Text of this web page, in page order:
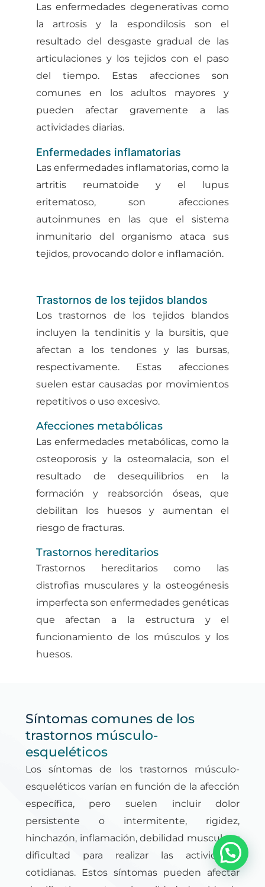
Las enfermedades degenerativas como
la artrosis y la espondilosis son el
resultado del desgaste gradual de las
articulaciones y los tejidos con el paso
del tiempo. Estas afecciones son
comunes en los adultos mayores y
pueden afectar gravemente a las
actividades diarias.
Enfermedades inflamatorias
Las enfermedades inflamatorias, como la
artritis reumatoide y el lupus
eritematoso, son afecciones
autoinmunes en las que el sistema
inmunitario del organismo ataca sus
tejidos, provocando dolor e inflamación.
Trastornos de los tejidos blandos
Los trastornos de los tejidos blandos
incluyen la tendinitis y la bursitis, que
afectan a los tendones y las bursas,
respectivamente. Estas afecciones
suelen estar causadas por movimientos
repetitivos o uso excesivo.
Afecciones metabólicas
Las enfermedades metabólicas, como la
osteoporosis y la osteomalacia, son el
resultado de desequilibrios en la
formación y reabsorción óseas, que
debilitan los huesos y aumentan el
riesgo de fracturas.
Trastornos hereditarios
Trastornos hereditarios como las
distrofias musculares y la osteogénesis
imperfecta son enfermedades genéticas
que afectan a la estructura y el
funcionamiento de los músculos y los
huesos.
Síntomas comunes de los
trastornos músculo-
esqueléticos
Los síntomas de los trastornos músculo-
esqueléticos varían en función de la afección
específica, pero suelen incluir dolor
persistente o intermitente, rigidez,
hinchazón, inflamación, debilidad muscular y
dificultad para realizar las actividades
cotidianas. Estos síntomas pueden afectar